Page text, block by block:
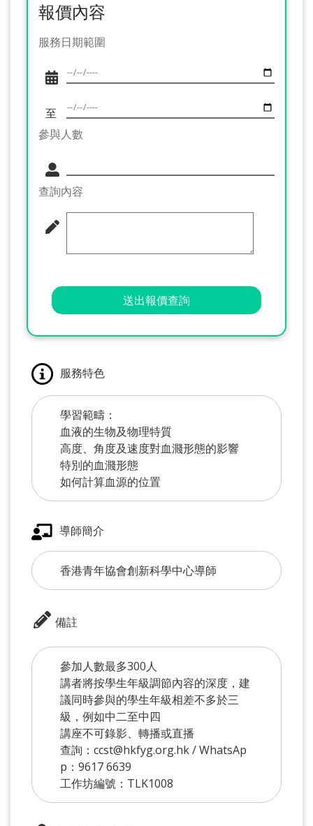
報價內容
服務日期範圍
至
參與人數
查詢內容
送出報價查詢
服務特色
學習範疇：
血液的生物及物理特質
高度、角度及速度對血濺形態的影響
特別的血濺形態
如何計算血源的位置
導師簡介
香港青年協會創新科學中心導師
備註
參加人數最多300人
講者將按學生年級調節內容的深度，建
議同時參與的學生年級相差不多於三
級，例如中二至中四
講座不可錄影、轉播或直播
查詢：ccst@hkfyg.org.hk / WhatsAp
p：9617 6639
工作坊編號：TLK1008